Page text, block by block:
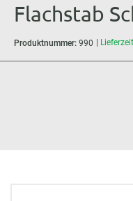
Flachstab
Produktnummer: 990